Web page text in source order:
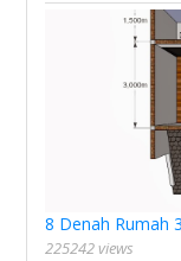
8 Denah Rumah
225242 views